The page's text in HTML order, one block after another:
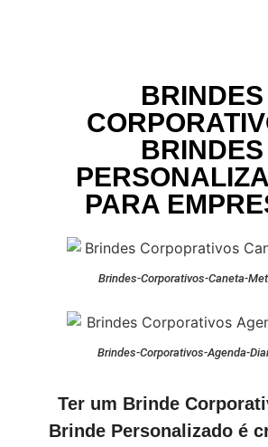
BRINDES
BRINDES
PARA
Brindes-Corporativos-Caneta-
Brindes-Corporativos-Agenda-
Ter um Brinde
Brinde Personalizado é